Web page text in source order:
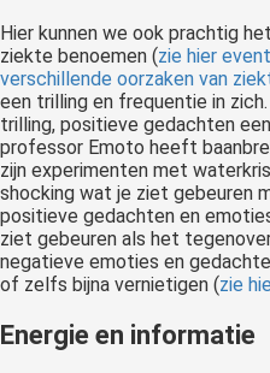
Hier kunnen we ook prachtig
ziekte benoemen (zie hier
verschillende oorzaken van
een trilling en frequentie in
trilling, positieve gedachten
professor Emoto heeft
zijn experimenten met
shocking wat je ziet gebeuren
positieve gedachten en
ziet gebeuren als het
negatieve emoties en
of zelfs bijna vernietigen (zie
Energie en informatie